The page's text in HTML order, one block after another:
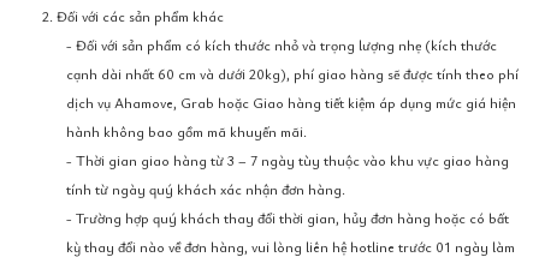
2. Đối với các sản phẩm khác
- Đối với sản phẩm có kích thước nhỏ và trọng lượng nhẹ (kích thước
cạnh dài nhất 60 cm và dưới 20kg), phí giao hàng sẽ được tính theo phí
dịch vụ Ahamove, Grab hoặc Giao hàng tiết kiệm áp dụng mức giá hiện
hành không bao gồm mã khuyến mãi.
- Thời gian giao hàng từ 3 – 7 ngày tùy thuộc vào khu vực giao hàng
tính từ ngày quý khách xác nhận đơn hàng.
- Trường hợp quý khách thay đổi thời gian, hủy đơn hàng hoặc có bất
kỳ thay đổi nào về đơn hàng, vui lòng liên hệ hotline trước 01 ngày làm